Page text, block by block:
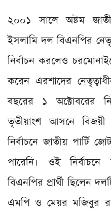
২০০১ সালে অষ্টম
ইসলামি দল বিএনপির
নির্বাচন করলেও
করেন এরশাদের
বছরের ১ অক্টোবরের
তৃতীয়াংশ আসনে
নির্বাচনে জাতীয়
পারেনি। ওই
বিএনপির প্রার্থী ছিলেন
এমপি ও মেয়র মজিবুর